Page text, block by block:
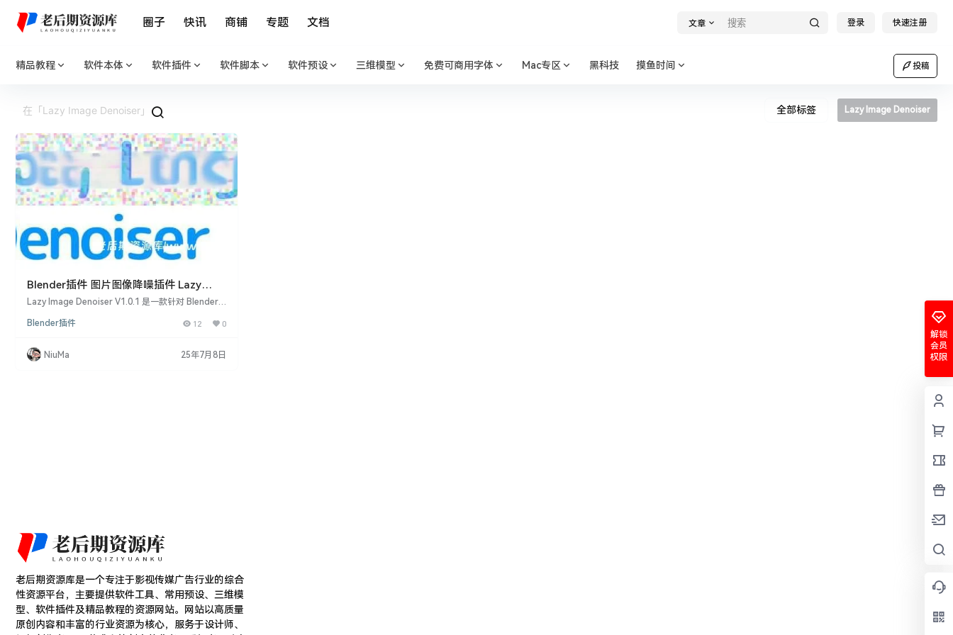
圈子 快讯 商铺 专题 文档 文章 登录 快速注册
精品教程 软件本体 软件插件 软件脚本 软件预设 三维模型 免费可商用字体 Mac专区 黑科技 摸鱼时间 投稿
全部标签 Lazy Image Denoiser
Blender插件 图片图像降噪插件 Lazy
Image Denoiser V1.0.1
Lazy Image Denoiser V1.0.1 是一款针对 Blender
同时处理多张图像，从而有效去除大量渲染和烘焙图
azy Image Denoiser 可以同时处理多张图像，节省
用户的时间和精力。 使用合成编辑器 Denoise 节
Blender插件 12 0
NiuMa 25年7月8日
解锁
会员
权限
老后期资源库是一个专注于影视传媒广告行业的综合
性资源平台，主要提供软件工具、常用预设、三维模
型、软件插件及精品教程的资源网站。网站以高质量
原创内容和丰富的行业资源为核心，服务于设计师、